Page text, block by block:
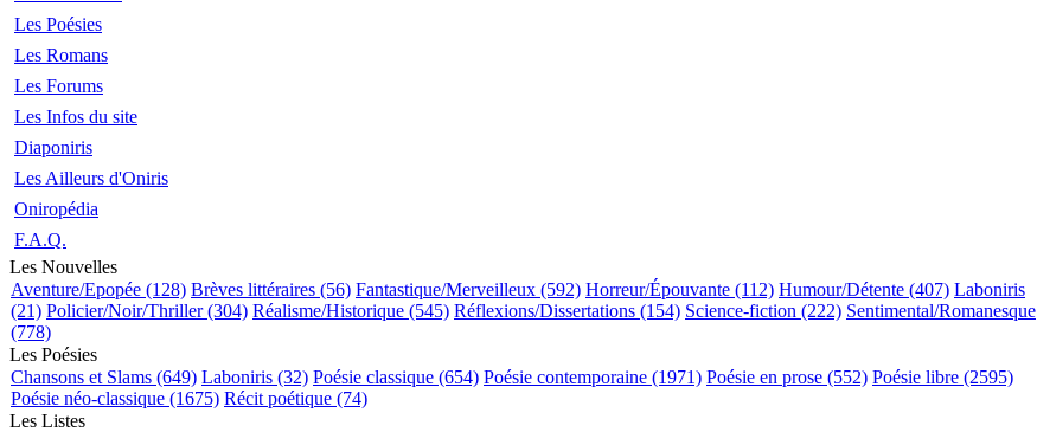
Les Poésies
Les Romans
Les Forums
Les Infos du site
Diaponiris
Les Ailleurs d'Oniris
Oniropédia
F.A.Q.
Les Nouvelles
Aventure/Epopée (128) Brèves littéraires (56) Fantastique/Merveilleux (592) Horreur/Épouvante (112) Humour/Détente (407) Laboniris
(21) Policier/Noir/Thriller (304) Réalisme/Historique (545) Réflexions/Dissertations (154) Science-fiction (222) Sentimental/Romanesque
(778)
Les Poésies
Chansons et Slams (649) Laboniris (32) Poésie classique (654) Poésie contemporaine (1971) Poésie en prose (552) Poésie libre (2595)
Poésie néo-classique (1675) Récit poétique (74)
Les Listes